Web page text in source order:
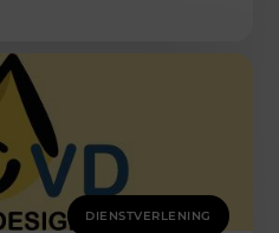
DIENSTVERLENING